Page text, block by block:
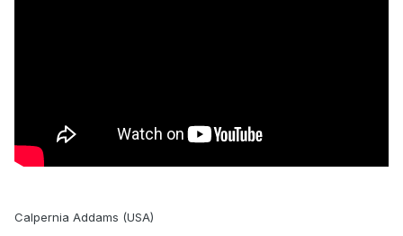
Calpernia Addams (USA)